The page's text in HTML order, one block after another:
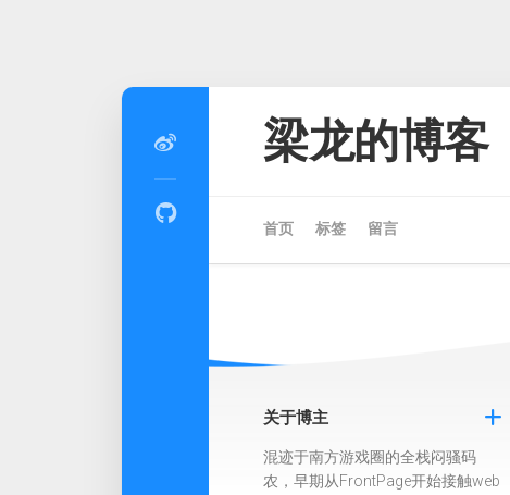
梁龙的博客
首页 标签 留言
关于博主
混迹于南方游戏圈的全栈闷骚码
农，早期从FrontPage开始接触web